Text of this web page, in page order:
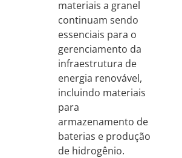
materiais a granel
continuam sendo
essenciais para o
gerenciamento da
infraestrutura de
energia renovável,
incluindo materiais
para
armazenamento de
baterias e produção
de hidrogênio.